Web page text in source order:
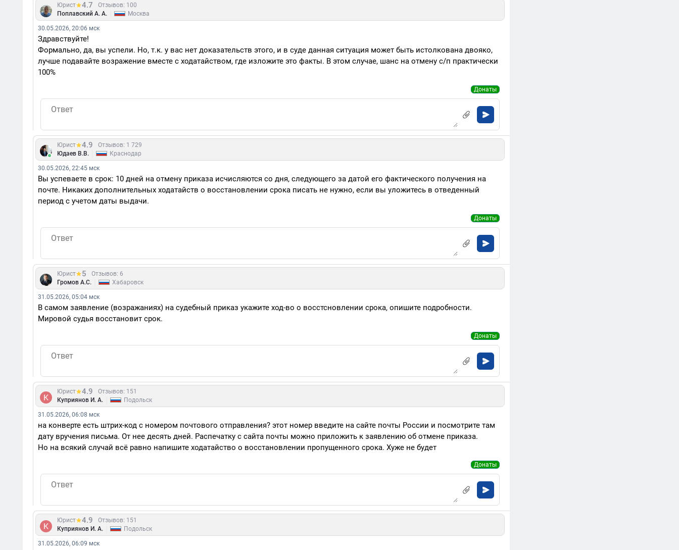
Юрист 4.7
Отзывов: 100
Поплавский А. А.
Москва
30.05.2026, 20:06 мск
Здравствуйте!
Формально, да, вы успели. Но, т.к. у вас нет доказательств этого, и в суде данная ситуация может быть истолкована двояко,
лучше подавайте возражение вместе с ходатайством, где изложите это факты. В этом случае, шанс на отмену с/п практически
100%
Донаты
Юрист 4.9
Отзывов: 1 729
Юдаев В.В.
Краснодар
30.05.2026, 22:45 мск
Вы успеваете в срок: 10 дней на отмену приказа исчисляются со дня, следующего за датой его фактического получения на
почте. Никаких дополнительных ходатайств о восстановлении срока писать не нужно, если вы уложитесь в отведенный
период с учетом даты выдачи.
Донаты
Юрист 5
Отзывов: 6
Громов А.С.
Хабаровск
31.05.2026, 05:04 мск
В самом заявление (возражаниях) на судебный приказ укажите ход-во о восстсновлении срока, опишите подробности.
Мировой судья восстановит срок.
Донаты
Юрист 4.9
Отзывов: 151
Куприянов И. А.
Подольск
31.05.2026, 06:08 мск
на конверте есть штрих-код с номером почтового отправления? этот номер введите на сайте почты России и посмотрите там
дату вручения письма. От нее десять дней. Распечатку с сайта почты можно приложить к заявлению об отмене приказа.
Но на всякий случай всё равно напишите ходатайство о восстановлении пропущенного срока. Хуже не будет
Донаты
Юрист 4.9
Отзывов: 151
Куприянов И. А.
Подольск
31.05.2026, 06:09 мск